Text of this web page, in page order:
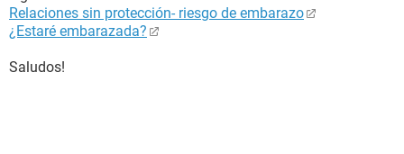
Relaciones sin protección- riesgo de embarazo
¿Estaré embarazada?
Saludos!